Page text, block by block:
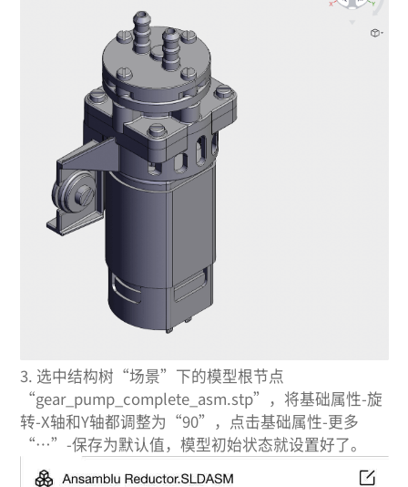
3. 选中结构树“场景”下的模型根节点
“gear_pump_complete_asm.stp”，将基础属性-旋
转-X轴和Y轴都调整为“90”，点击基础属性-更多
“…”-保存为默认值，模型初始状态就设置好了。